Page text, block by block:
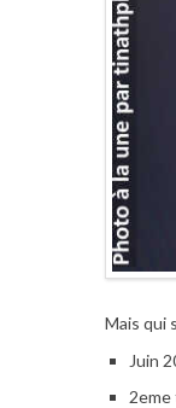
Mais qui
Juin